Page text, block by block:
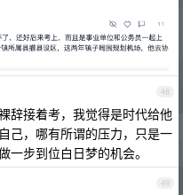
48
辞接着考，我觉得是时代给他
己，哪有所谓的压力，只是一
一步到位白日梦的机会。
49